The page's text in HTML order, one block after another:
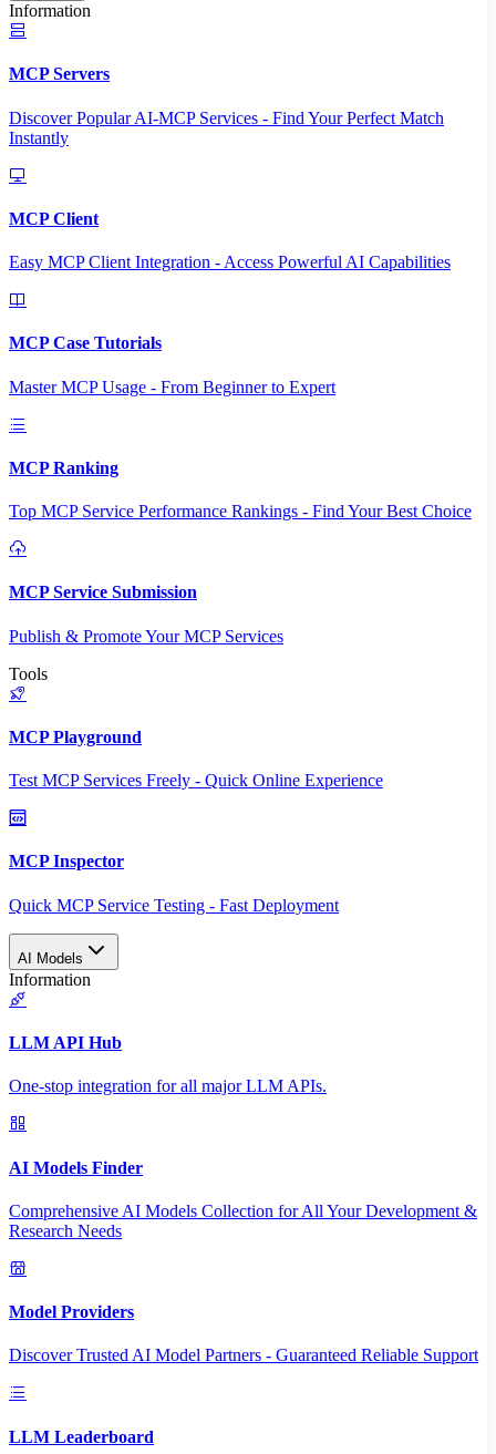
Information
MCP Servers
Discover Popular AI-MCP Services - Find Your Perfect Match
Instantly
MCP Client
Easy MCP Client Integration - Access Powerful AI Capabilities
MCP Case Tutorials
Master MCP Usage - From Beginner to Expert
MCP Ranking
Top MCP Service Performance Rankings - Find Your Best Choice
MCP Service Submission
Publish & Promote Your MCP Services
Tools
MCP Playground
Test MCP Services Freely - Quick Online Experience
MCP Inspector
Quick MCP Service Testing - Fast Deployment
AI Models
Information
LLM API Hub
One-stop integration for all major LLM APIs.
AI Models Finder
Comprehensive AI Models Collection for All Your Development &
Research Needs
Model Providers
Discover Trusted AI Model Partners - Guaranteed Reliable Support
LLM Leaderboard